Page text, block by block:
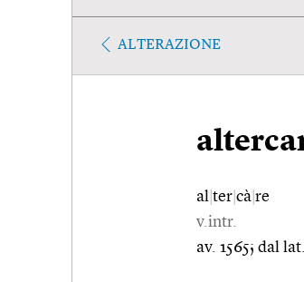
ALTERAZIONE
al ter cà re
v.intr.
av. 1565; dal